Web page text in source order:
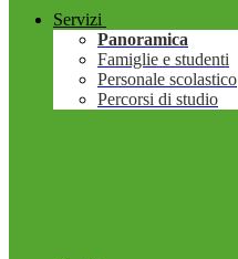
Servizi
Panoramica
Famiglie e studenti
Personale scolastico
Percorsi di studio